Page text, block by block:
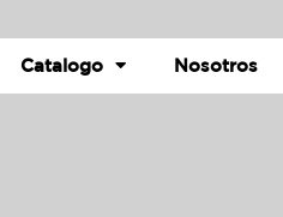
Catalogo Nosotros